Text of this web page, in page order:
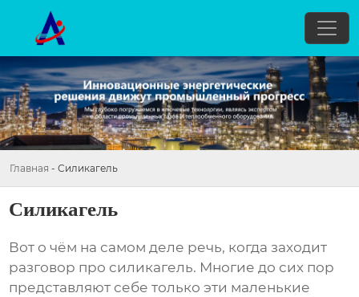
Главная - Силикагель
Силикагель
Вот о чём на самом деле речь, когда заходит
разговор про силикагель. Многие до сих пор
представляют себе только эти маленькие